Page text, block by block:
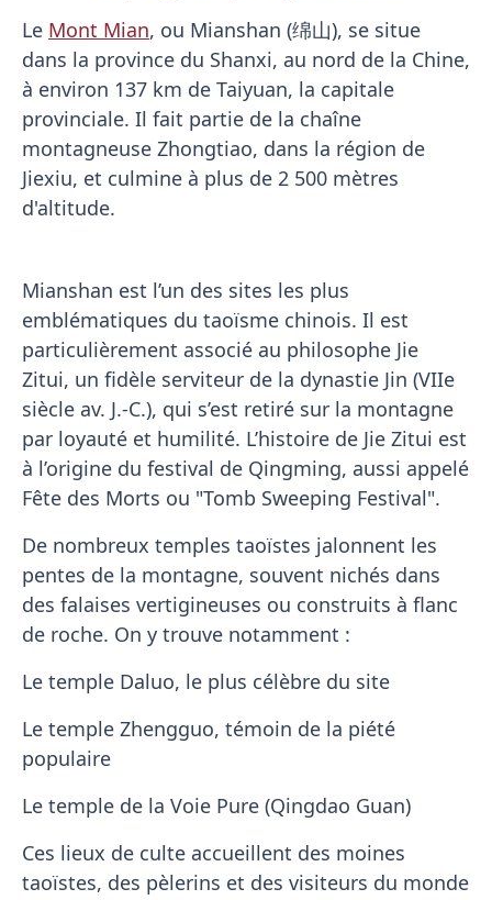
Le Mont Mian, ou Mianshan (绵山), se situe
dans la province du Shanxi, au nord de la Chine,
à environ 137 km de Taiyuan, la capitale
provinciale. Il fait partie de la chaîne
montagneuse Zhongtiao, dans la région de
Jiexiu, et culmine à plus de 2 500 mètres
d'altitude.
Mianshan est l’un des sites les plus
emblématiques du taoïsme chinois. Il est
particulièrement associé au philosophe Jie
Zitui, un fidèle serviteur de la dynastie Jin (VIIe
siècle av. J.-C.), qui s’est retiré sur la montagne
par loyauté et humilité. L’histoire de Jie Zitui est
à l’origine du festival de Qingming, aussi appelé
Fête des Morts ou "Tomb Sweeping Festival".
De nombreux temples taoïstes jalonnent les
pentes de la montagne, souvent nichés dans
des falaises vertigineuses ou construits à flanc
de roche. On y trouve notamment :
Le temple Daluo, le plus célèbre du site
Le temple Zhengguo, témoin de la piété
populaire
Le temple de la Voie Pure (Qingdao Guan)
Ces lieux de culte accueillent des moines
taoïstes, des pèlerins et des visiteurs du monde